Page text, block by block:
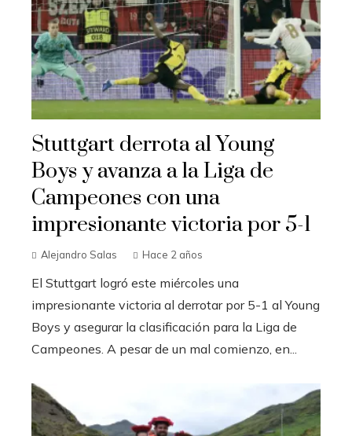
Stuttgart derrota al Young
Boys y avanza a la Liga de
Campeones con una
impresionante victoria por 5-1
Alejandro Salas Hace 2 años
El Stuttgart logró este miércoles una
impresionante victoria al derrotar por 5-1 al Young
Boys y asegurar la clasificación para la Liga de
Campeones. A pesar de un mal comienzo, en...